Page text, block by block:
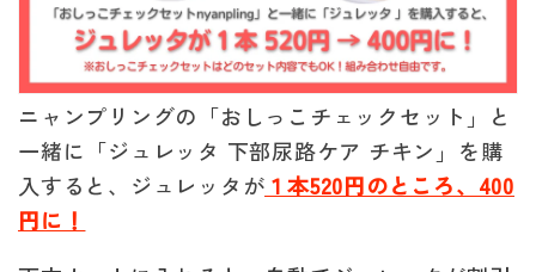
ニャンプリングの「おしっこチェックセット」と
一緒に「ジュレッタ 下部尿路ケア チキン」を購
入すると、ジュレッタが １本520円のところ、400
円に！